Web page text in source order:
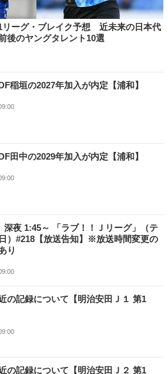
リーグ・ブレイク予想 近未来の日本代
後のヤングタレント10選
稲垣の2027年加入が内定【浦和】
田中の2029年加入が内定【浦和】
深夜 1:45～ 「ラブ！！Ｊリーグ」（テ
）#218【放送告知】※放送時間変更の
り
の記録について【明治安田Ｊ１ 第1
の記録について【明治安田Ｊ２ 第1